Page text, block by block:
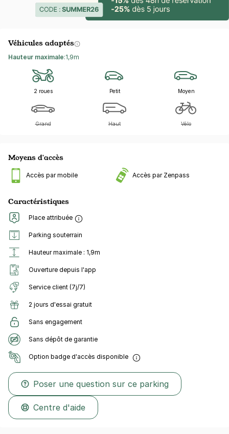
Véhicules adaptés
Hauteur maximale:1,9m
2 roues Petit Moyen
Grand Haut Vélo
Moyens d'accès
Accès par mobile Accès par Zenpass
Caractéristiques
Place attribuée
Parking souterrain
Hauteur maximale : 1,9m
Ouverture depuis l'app
Service client (7j/7)
2 jours d'essai gratuit
Sans engagement
Sans dépôt de garantie
Option badge d'accès disponible
Poser une question sur ce parking
Centre d'aide